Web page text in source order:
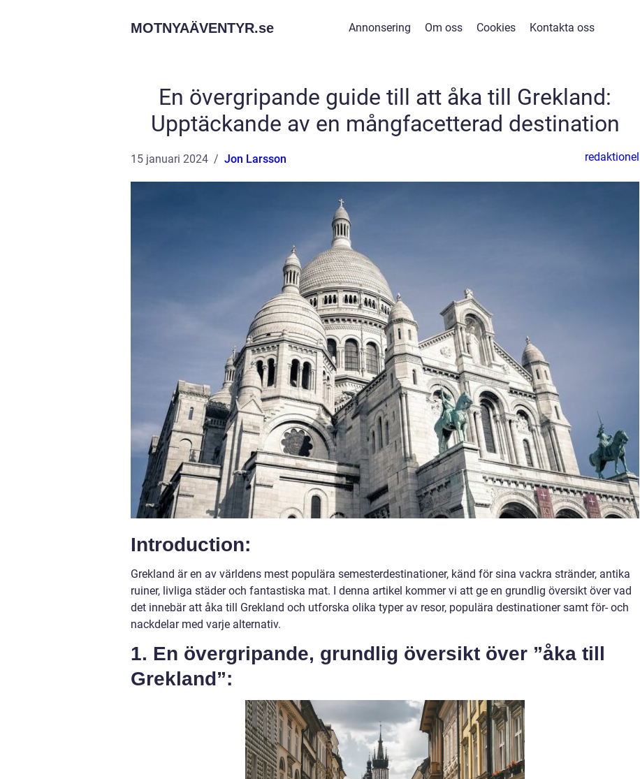
MOTNYAÄVENTYR.se Annonsering Om oss Cookies Kontakta oss
En övergripande guide till att åka till Grekland:
Upptäckande av en mångfacetterad destination
15 januari 2024 Jon Larsson redaktionel
Introduction:
Grekland är en av världens mest populära semesterdestinationer, känd för sina vackra stränder, antika
ruiner, livliga städer och fantastiska mat. I denna artikel kommer vi att ge en grundlig översikt över vad
det innebär att åka till Grekland och utforska olika typer av resor, populära destinationer samt för- och
nackdelar med varje alternativ.
1. En övergripande, grundlig översikt över ”åka till
Grekland”: